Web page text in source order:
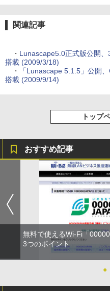
関連記事
・ Lunascape5.0正式版公開
搭載 (2009/3/18)
・
「Lunascape 5.1.5」公開
搭載 (2009/9/14)
トップ
おすすめ記事
無料で使えるWi-Fi「
3つのポイント
●